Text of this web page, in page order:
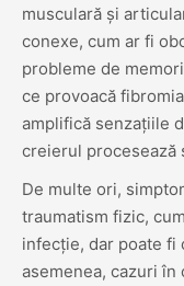
musculară și
conexe, cum ar fi
probleme de
ce provoacă
amplifică senzațiile
creierul procesează
De multe ori,
traumatism fizic,
infecție, dar poate fi
asemenea, cazuri în